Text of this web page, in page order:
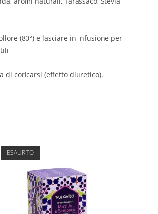
(80°) e lasciare in infusione per
di coricarsi (effetto diuretico).
ESAURITO